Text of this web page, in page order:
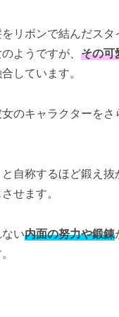
リボンで結んだスタ
ようですが、 その可
しています。
のキャラクターをさ
と自称するほど鍛え
せます。
い内面の努力や鍛錬